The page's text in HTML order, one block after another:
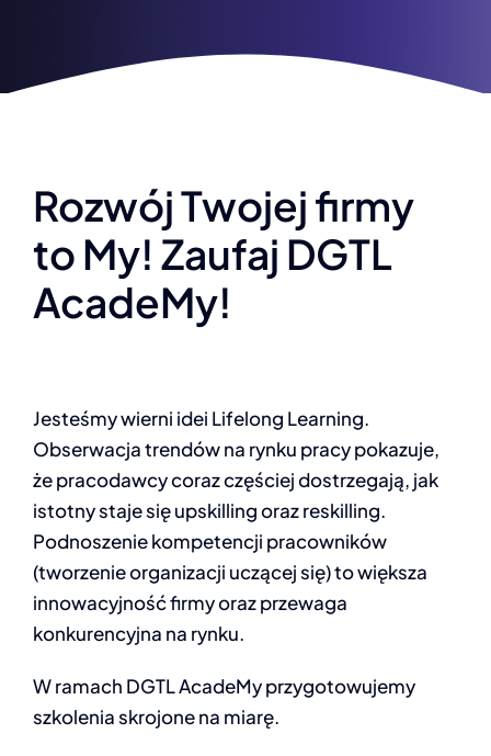
Rozwój Twojej firmy
to My! Zaufaj DGTL
AcadeMy!
Jesteśmy wierni idei Lifelong Learning.
Obserwacja trendów na rynku pracy pokazuje,
że pracodawcy coraz częściej dostrzegają, jak
istotny staje się upskilling oraz reskilling.
Podnoszenie kompetencji pracowników
(tworzenie organizacji uczącej się) to większa
innowacyjność firmy oraz przewaga
konkurencyjna na rynku.
W ramach DGTL AcadeMy przygotowujemy
szkolenia skrojone na miarę.